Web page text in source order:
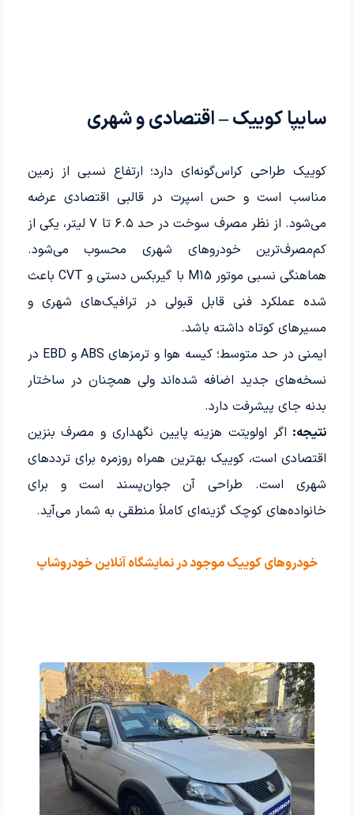
سایپا کوییک – اقتصادی و شهری
کوییک طراحی کراس‌گونه‌ای دارد؛ ارتفاع نسبی از زمین
مناسب است و حس اسپرت در قالبی اقتصادی عرضه
می‌شود. از نظر مصرف سوخت در حد ۶.۵ تا ۷ لیتر، یکی از
کم‌مصرف‌ترین خودروهای شهری محسوب می‌شود.
هماهنگی نسبی موتور M15 با گیربکس دستی و CVT باعث
شده عملکرد فنی قابل قبولی در ترافیک‌های شهری و
مسیرهای کوتاه داشته باشد.
ایمنی در حد متوسط؛ کیسه هوا و ترمزهای ABS و EBD در
نسخه‌های جدید اضافه شده‌اند ولی همچنان در ساختار
بدنه جای پیشرفت دارد.
نتیجه: اگر اولویتت هزینه پایین نگهداری و مصرف بنزین
اقتصادی است، کوییک بهترین همراه روزمره برای ترددهای
شهری است. طراحی آن جوان‌پسند است و برای
خانواده‌های کوچک گزینه‌ای کاملاً منطقی به شمار می‌آید.
خودروهای کوییک موجود در نمایشگاه آنلاین خودروشاپ